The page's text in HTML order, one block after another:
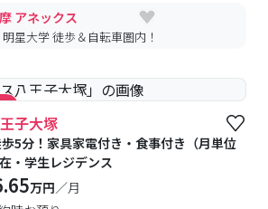
アネックス
星大学 徒歩＆自転車圏内！
#食事付き
子大塚
5分！家具家電付き・食事付き（月単位
・学生レジデンス
万円／月